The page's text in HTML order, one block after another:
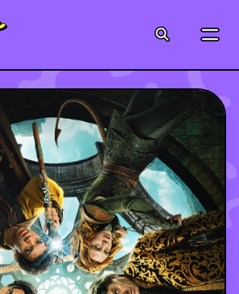
SÉRIES
MODE
MUSIQUE
CRÉATION
ART